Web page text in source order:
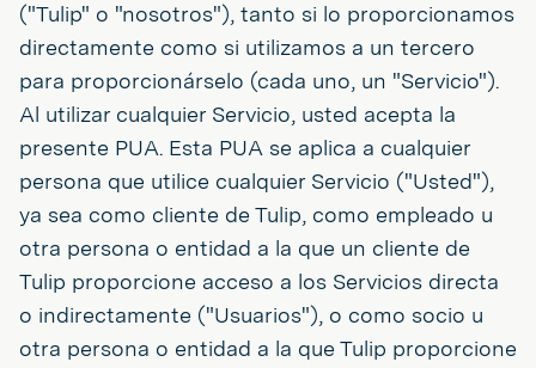
("Tulip" o "nosotros"), tanto si lo proporcionamos
directamente como si utilizamos a un tercero
para proporcionárselo (cada uno, un "Servicio").
Al utilizar cualquier Servicio, usted acepta la
presente PUA. Esta PUA se aplica a cualquier
persona que utilice cualquier Servicio ("Usted"),
ya sea como cliente de Tulip, como empleado u
otra persona o entidad a la que un cliente de
Tulip proporcione acceso a los Servicios directa
o indirectamente ("Usuarios"), o como socio u
otra persona o entidad a la que Tulip proporcione